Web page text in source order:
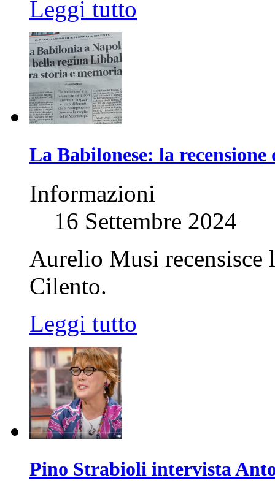
Leggi tutto
La Babilonese: la
Informazioni
16 Settembre 2024
Aurelio Musi
Cilento.
Leggi tutto
Pino Strabioli intervista